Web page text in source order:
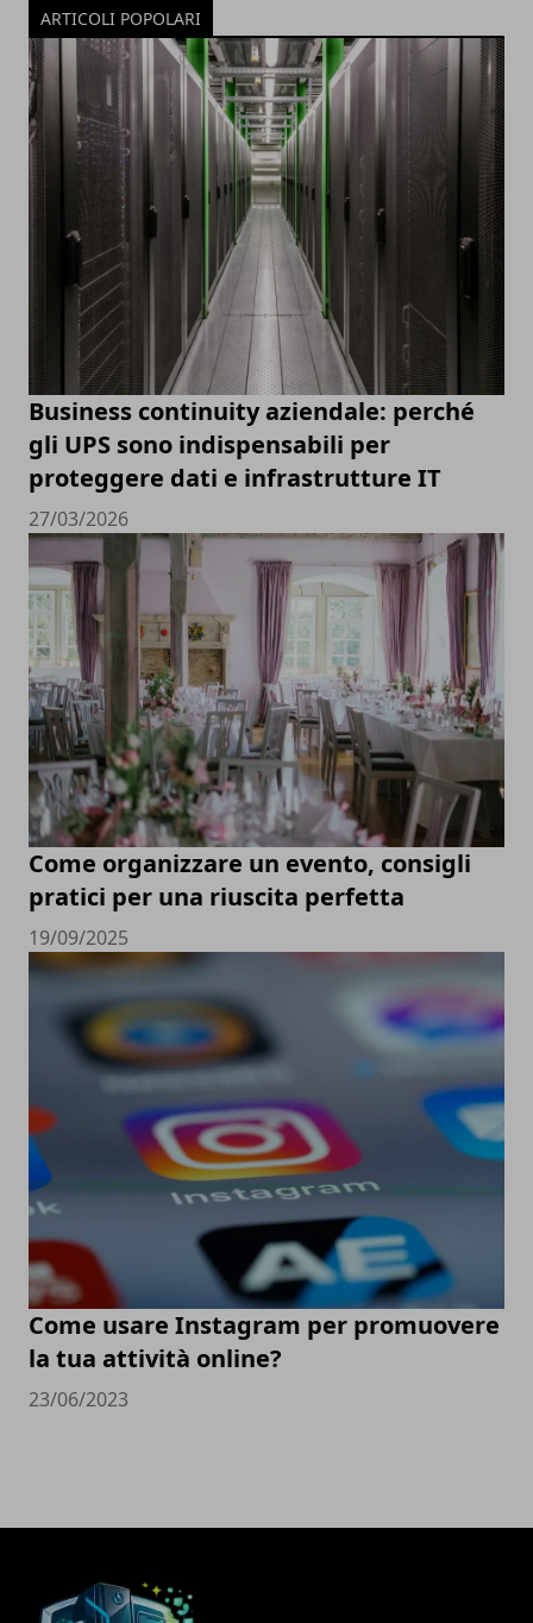
ARTICOLI POPOLARI
Business continuity aziendale: perché
gli UPS sono indispensabili per
proteggere dati e infrastrutture IT
27/03/2026
Come organizzare un evento, consigli
pratici per una riuscita perfetta
19/09/2025
Come usare Instagram per promuovere
la tua attività online?
23/06/2023